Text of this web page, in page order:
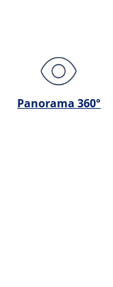
Panorama 360°